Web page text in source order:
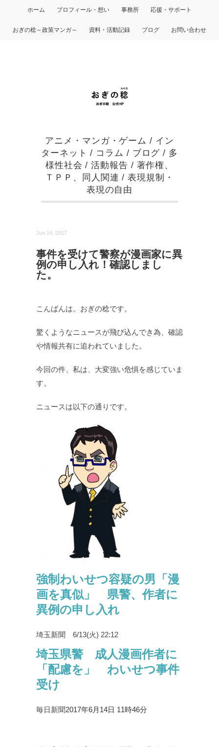
ホーム プロフィール・想い 事務所 応援・サポート
おぎの稔～政策マンガ～ 資料・活動記録 ブログ お問い合わせ
アニメ・マンガ・ゲーム / イン
ターネット / コラム / ブログ / 多
様性社会 /活動報告 / 著作権、
ＴＰＰ、同人関連 /表現規制・
表現の自由
Jun 14, 2017
事件を受けて警察が漫画家に異
例の申し入れ！確認しまし
た。
こんばんは。おぎの稔です。
驚くようなニュースが飛び込んでき為、確認
や情報共有に追われていました。
今回の件、私は、大変強い危惧を感じていま
す。
ニュースは以下の通りです。
強制わいせつ容疑の男「漫
画を真似」 県警、作者に
異例の申し入れ
埼玉新聞 6/13(火) 22:12
埼玉県警 成人漫画作者に
「配慮を」 わいせつ事件
受け
毎日新聞2017年6月14日 11時46分